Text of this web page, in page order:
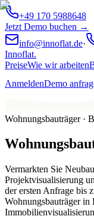
+49 170 5988648
Jetzt Demo buchen →
info@innoflat.de·
Innoflat.
PreiseWie wir arbeiten
AnmeldenDemo
Wohnungsbauträger ·
Vermarkten Sie
Projektvisualisierung
der ersten Anfrage bis
Wohnungsbauträger